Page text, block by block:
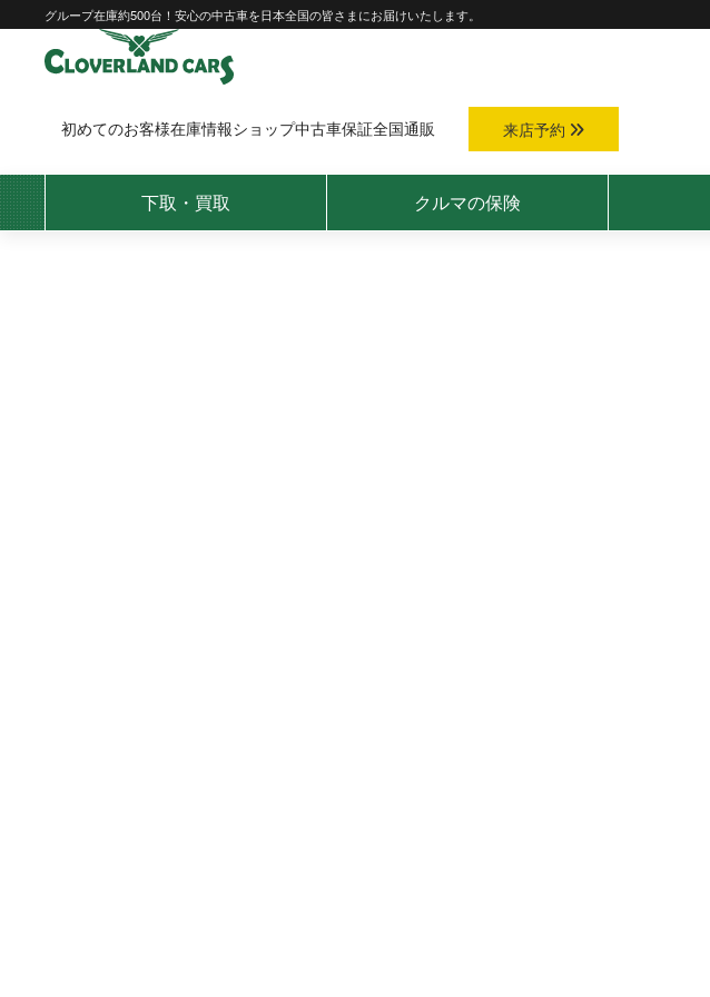
content
グループ在庫約500台！安心の中古車を日本全国の皆さまにお届けいたします。
初めてのお客様在庫情報ショップ中古車保証全国通販 来店予約
下取・買取 クルマの保険